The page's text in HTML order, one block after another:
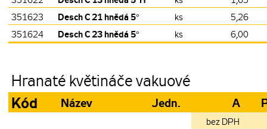
351623
Desch C 21 hnědá 5° ks
5,26
351624
Desch C 23 hnědá 5° ks 6,00
Hranaté květináče vakuové
Kód Název Jedn. A
bez DPH